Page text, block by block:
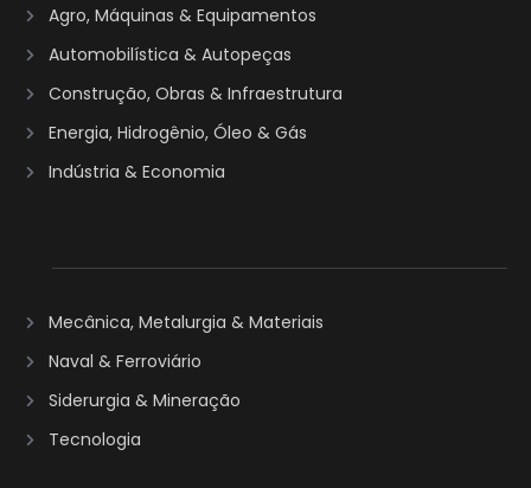
Agro, Máquinas & Equipamentos
Automobilística & Autopeças
Construção, Obras & Infraestrutura
Energia, Hidrogênio, Óleo & Gás
Indústria & Economia
Mecânica, Metalurgia & Materiais
Naval & Ferroviário
Siderurgia & Mineração
Tecnologia